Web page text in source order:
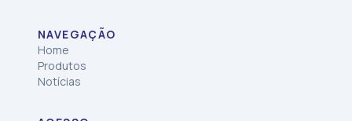
NAVEGAÇÃO
Home
Produtos
Notícias